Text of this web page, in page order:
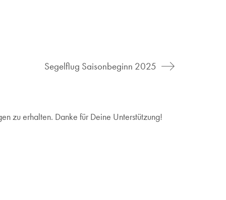
Segelflug Saisonbeginn 2025
zu erhalten. Danke für Deine Unterstützung!